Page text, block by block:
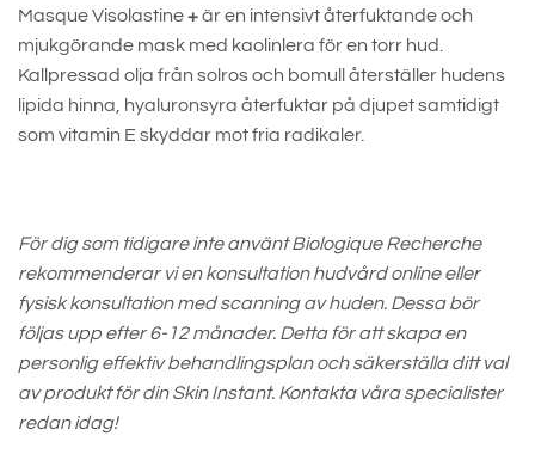
Masque Visolastine+är en intensivt återfuktande och
mjukgörande mask med kaolinlera för en torr hud.
Kallpressad olja från solros och bomull återställer hudens
lipida hinna, hyaluronsyra återfuktar på djupet samtidigt
som vitamin E skyddar mot fria radikaler.
För dig som tidigare inte använt Biologique Recherche
rekommenderar vi en konsultation hudvård online eller
fysisk konsultation med scanning av huden. Dessa bör
följas upp efter 6-12 månader. Detta för att skapa en
personlig effektiv behandlingsplan och säkerställa ditt val
av produkt för din Skin Instant. Kontakta våra specialister
redan idag!